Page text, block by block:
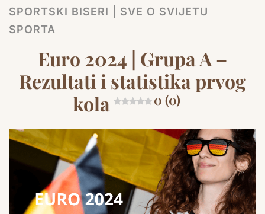
SPORTSKI BISERI | SVE O SVIJETU
SPORTA
Euro 2024 | Grupa A –
Rezultati i statistika prvog
kola
0 (0)